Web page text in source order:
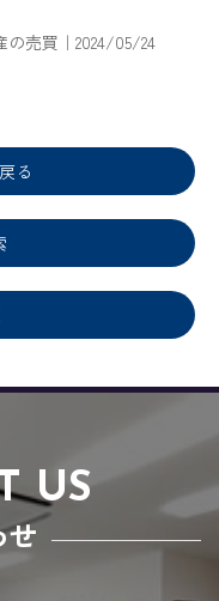
売買｜2024/05/24
る
US
せ